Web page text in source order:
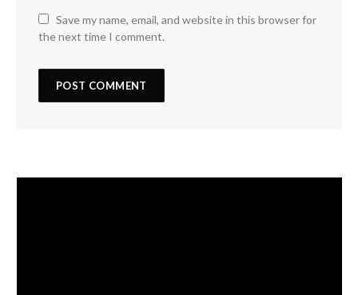
Save my name, email, and website in this browser for
the next time I comment.